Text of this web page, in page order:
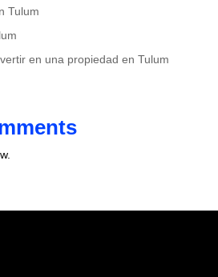
Tulum
en una propiedad en Tulum